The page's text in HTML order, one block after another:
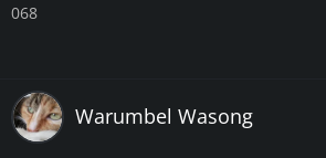
068
Warumbel Wasong